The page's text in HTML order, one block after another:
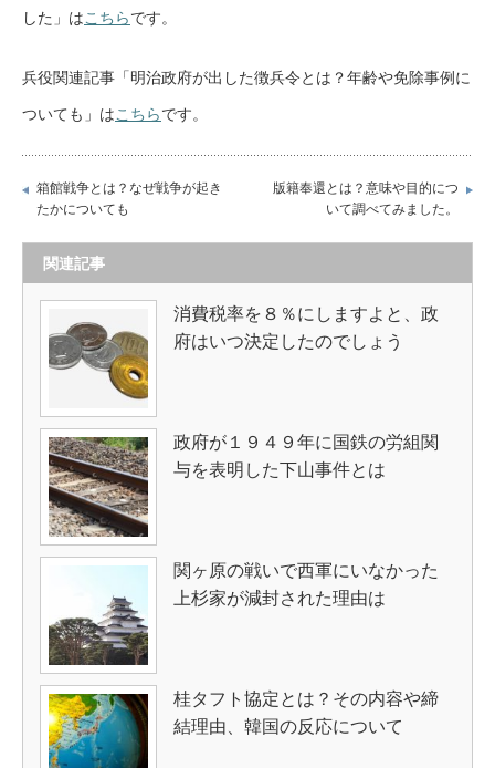
した」はこちらです。
兵役関連記事「明治政府が出した徴兵令とは？年齢や免除事例に
ついても」はこちらです。
箱館戦争とは？なぜ戦争が起き
たかについても
版籍奉還とは？意味や目的につ
いて調べてみました。
関連記事
消費税率を８％にしますよと、政
府はいつ決定したのでしょう
政府が１９４９年に国鉄の労組関
与を表明した下山事件とは
関ヶ原の戦いで西軍にいなかった
上杉家が減封された理由は
桂タフト協定とは？その内容や締
結理由、韓国の反応について